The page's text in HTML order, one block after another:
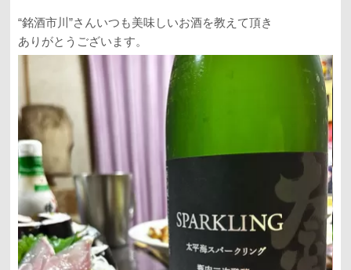
“銘酒市川”さんいつも美味しいお酒を教えて頂き
ありがとうございます。